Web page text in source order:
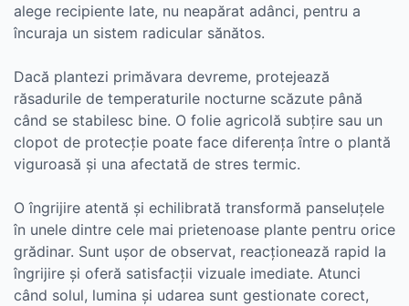
alege recipiente late, nu neapărat adânci, pentru a
încuraja un sistem radicular sănătos.
Dacă plantezi primăvara devreme, protejează
răsadurile de temperaturile nocturne scăzute până
când se stabilesc bine. O folie agricolă subțire sau un
clopot de protecție poate face diferența între o plantă
viguroasă și una afectată de stres termic.
O îngrijire atentă și echilibrată transformă panseluțele
în unele dintre cele mai prietenoase plante pentru orice
grădinar. Sunt ușor de observat, reacționează rapid la
îngrijire și oferă satisfacții vizuale imediate. Atunci
când solul, lumina și udarea sunt gestionate corect,